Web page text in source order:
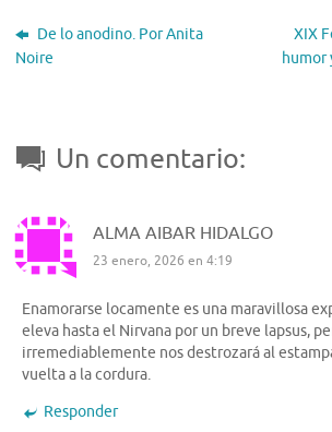
De lo anodino. Por Anita
Noire
XIX
humor
Un comentario:
ALMA AIBAR HIDALGO
23 enero, 2026 en 4:19
Enamorarse locamente es una maravillosa
eleva hasta el Nirvana por un breve lapsus,
irremediablemente nos destrozará al
vuelta a la cordura.
Responder